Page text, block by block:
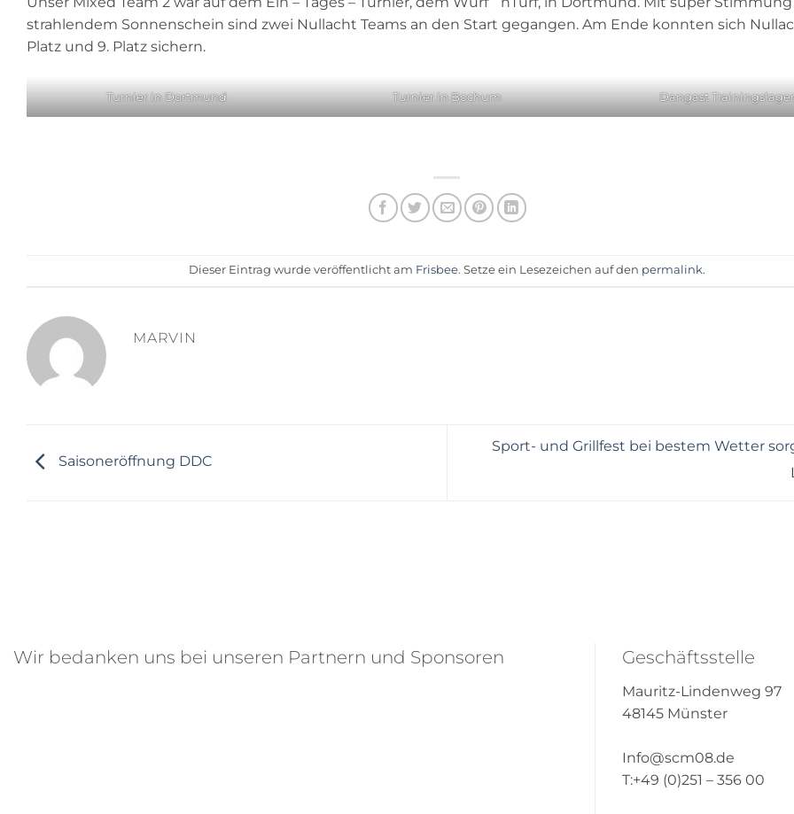
strahlendem Sonnenschein sind zwei Nullacht Teams an den Start gegangen. Am Ende konnten sich
Platz und 9. Platz sichern.
Turnier in Dortmund Turnier in Bochum Dangast Trainingslager
Dieser Eintrag wurde veröffentlicht am Frisbee. Setze ein Lesezeichen auf den permalink.
MARVIN
Saisoneröffnung DDC
Sport- und Grillfest bei bestem Wetter
Wir bedanken uns bei unseren Partnern und Sponsoren Geschäftsstelle
Mauritz-Lindenweg 97
48145 Münster
Info@scm08.de
T:+49 (0)251 – 356 00